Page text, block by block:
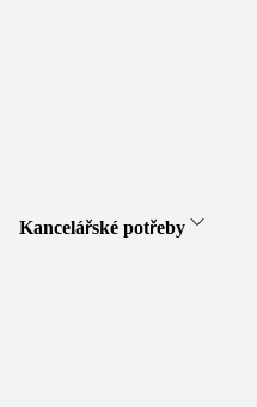
Kancelářské potřeby